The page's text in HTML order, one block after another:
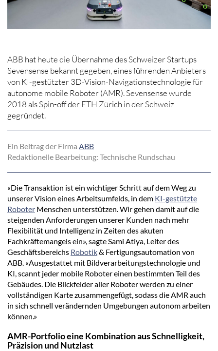
ABB hat heute die Übernahme des Schweizer Startups
Sevensense bekannt gegeben, eines führenden Anbieters
von KI-gestützter 3D-Vision-Navigationstechnologie für
autonome mobile Roboter (AMR). Sevensense wurde
2018 als Spin-off der ETH Zürich in der Schweiz
gegründet.
Ein Beitrag der Firma ABB
Redaktionelle Bearbeitung: Technische Rundschau
«Die Transaktion ist ein wichtiger Schritt auf dem Weg zu
unserer Vision eines Arbeitsumfelds, in dem KI-gestützte
Roboter Menschen unterstützen. Wir gehen damit auf die
steigenden Anforderungen unserer Kunden nach mehr
Flexibilität und Intelligenz in Zeiten des akuten
Fachkräftemangels ein», sagte Sami Atiya, Leiter des
Geschäftsbereichs Robotik& Fertigungsautomation von
ABB. «Ausgestattet mit Bildverarbeitungstechnologie und
KI, scannt jeder mobile Roboter einen bestimmten Teil des
Gebäudes. Die Blickfelder aller Roboter werden zu einer
vollständigen Karte zusammengefügt, sodass die AMR auch
in sich schnell verändernden Umgebungen autonom arbeiten
können.»
AMR-Portfolio eine Kombination aus Schnelligkeit,
Präzision und Nutzlast